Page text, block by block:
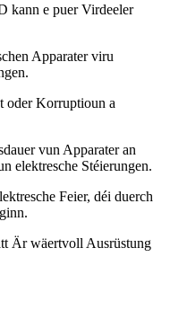
kann e puer Virdeeler
Apparater viru
oder Korruptioun a
vun Apparater an
elektresche Stéierungen.
Feier, déi duerch
Är wäertvoll Ausrüstung